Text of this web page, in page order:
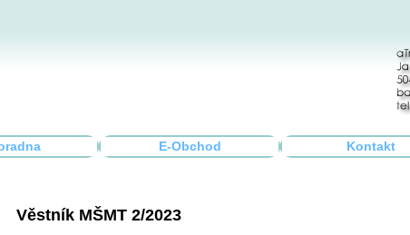
E-Obchod Kontakt
Věstník MŠMT 2/2023